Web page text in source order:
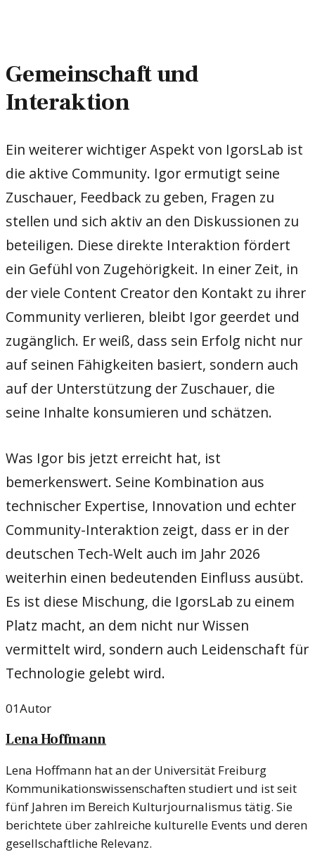
Gemeinschaft und
Interaktion
Ein weiterer wichtiger Aspekt von IgorsLab ist
die aktive Community. Igor ermutigt seine
Zuschauer, Feedback zu geben, Fragen zu
stellen und sich aktiv an den Diskussionen zu
beteiligen. Diese direkte Interaktion fördert
ein Gefühl von Zugehörigkeit. In einer Zeit, in
der viele Content Creator den Kontakt zu ihrer
Community verlieren, bleibt Igor geerdet und
zugänglich. Er weiß, dass sein Erfolg nicht nur
auf seinen Fähigkeiten basiert, sondern auch
auf der Unterstützung der Zuschauer, die
seine Inhalte konsumieren und schätzen.
Was Igor bis jetzt erreicht hat, ist
bemerkenswert. Seine Kombination aus
technischer Expertise, Innovation und echter
Community-Interaktion zeigt, dass er in der
deutschen Tech-Welt auch im Jahr 2026
weiterhin einen bedeutenden Einfluss ausübt.
Es ist diese Mischung, die IgorsLab zu einem
Platz macht, an dem nicht nur Wissen
vermittelt wird, sondern auch Leidenschaft für
Technologie gelebt wird.
01Autor
Lena Hoffmann
Lena Hoffmann hat an der Universität Freiburg
Kommunikationswissenschaften studiert und ist seit
fünf Jahren im Bereich Kulturjournalismus tätig. Sie
berichtete über zahlreiche kulturelle Events und deren
gesellschaftliche Relevanz.